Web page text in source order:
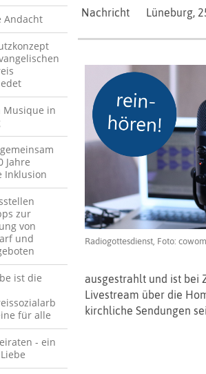
Andacht
Musique in
Jahre
Inklusion
zur
von
und
ist die
für alle
- ein
Nachricht Lüneburg,
Radiogottesdienst, Foto:
ausgestrahlt und ist bei
Livestream über die
kirchliche Sendungen